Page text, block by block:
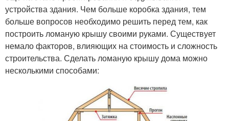
устройства здания. Чем больше коробка здания, тем
больше вопросов необходимо решить перед тем, как
построить ломаную крышу своими руками. Существует
немало факторов, влияющих на стоимость и сложность
строительства. Сделать ломаную крышу дома можно
несколькими способами: